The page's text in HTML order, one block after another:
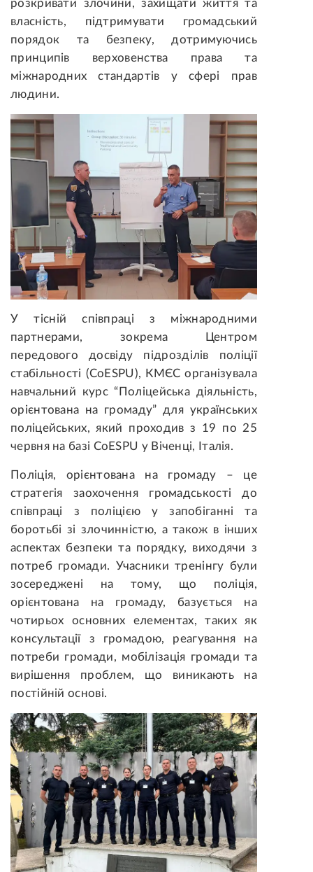
розкривати злочини, захищати життя та
власність, підтримувати громадський
порядок та безпеку, дотримуючись
принципів верховенства права та
міжнародних стандартів у сфері прав
людини.
У тісній співпраці з міжнародними
партнерами, зокрема Центром
передового досвіду підрозділів поліції
стабільності (CoESPU), КМЄС організувала
навчальний курс “Поліцейська діяльність,
орієнтована на громаду” для українських
поліцейських, який проходив з 19 по 25
червня на базі CoESPU у Віченці, Італія.
Поліція, орієнтована на громаду – це
стратегія заохочення громадськості до
співпраці з поліцією у запобіганні та
боротьбі зі злочинністю, а також в інших
аспектах безпеки та порядку, виходячи з
потреб громади. Учасники тренінгу були
зосереджені на тому, що поліція,
орієнтована на громаду, базується на
чотирьох основних елементах, таких як
консультації з громадою, реагування на
потреби громади, мобілізація громади та
вирішення проблем, що виникають на
постійній основі.